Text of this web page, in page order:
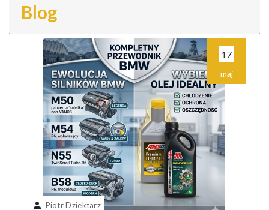
Blog
17
maj
person Piotr Dziektarz